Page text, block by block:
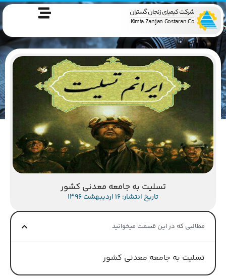
شرکت کیمیای زنجان گستران
Kimia Zanjan Gostaran Co
تسلیت به جامعه معدنی کشور
تاریخ انتشار: 16 اردیبهشت 1396
مطالبی که در این قسمت میخوانید
تسلیت به جامعه معدنی کشور